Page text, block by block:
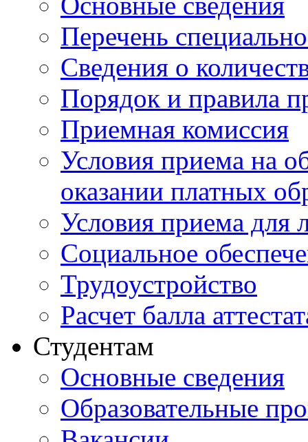
Перечень
Cведения о
Порядок и правила
Приемная комиссия
Условия приема на
оказании платных
Условия приема для
Социальное
Трудоустройство
Расчет балла
Студентам
Основные сведения
Образовательные